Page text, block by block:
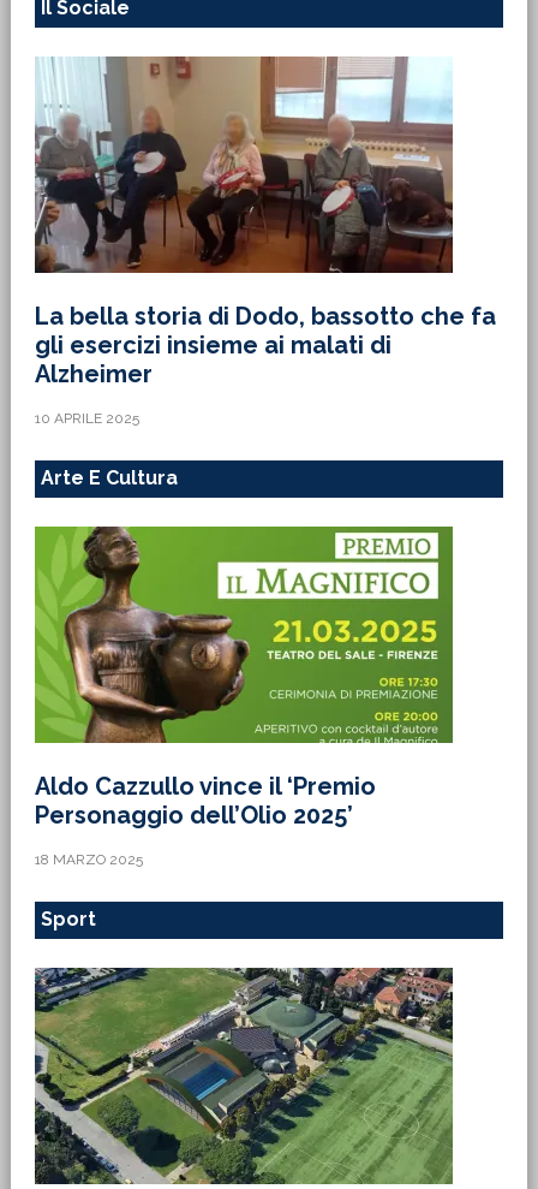
Il Sociale
La bella storia di Dodo, bassotto che fa
gli esercizi insieme ai malati di
Alzheimer
10 APRILE 2025
Arte E Cultura
Aldo Cazzullo vince il ‘Premio
Personaggio dell’Olio 2025’
18 MARZO 2025
Sport